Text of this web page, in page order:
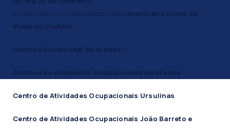
os utentes e os colaboradores das respostas sociais de
Viana do Castelo,
Centro Educacional de Areosa
Centros de Atividades Ocupacionais de Areosa
Centro de Atividades Ocupacionais Ursulinas
Centro de Atividades Ocupacionais João Barreto e